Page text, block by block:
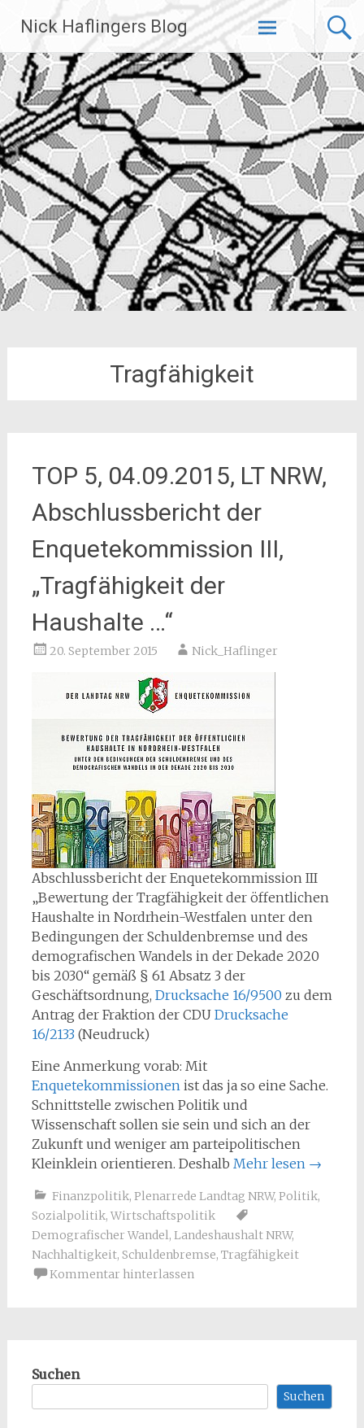
Inhalt
springen
Nick Haflingers Blog
Tragfähigkeit
TOP 5, 04.09.2015, LT NRW,
Abschlussbericht der
Enquetekommission III,
„Tragfähigkeit der
Haushalte …“
20. September 2015 Nick_Haflinger
Abschlussbericht der Enquetekommission III
„Bewertung der Tragfähigkeit der öffentlichen
Haushalte in Nordrhein-Westfalen unter den
Bedingungen der Schuldenbremse und des
demografischen Wandels in der Dekade 2020
bis 2030“ gemäß § 61 Absatz 3 der
Geschäftsordnung, Drucksache 16/9500 zu dem
Antrag der Fraktion der CDU Drucksache
16/2133(Neudruck)
Eine Anmerkung vorab: Mit
Enquetekommissionenist das ja so eine Sache.
Schnittstelle zwischen Politik und
Wissenschaft sollen sie sein und sich an der
Zukunft und weniger am parteipolitischen
Kleinklein orientieren. Deshalb Mehr lesen →
Finanzpolitik, Plenarrede Landtag NRW, Politik,
Sozialpolitik, Wirtschaftspolitik
Demografischer Wandel, Landeshaushalt NRW,
Nachhaltigkeit, Schuldenbremse, Tragfähigkeit
Kommentar hinterlassen
Suchen
Suchen